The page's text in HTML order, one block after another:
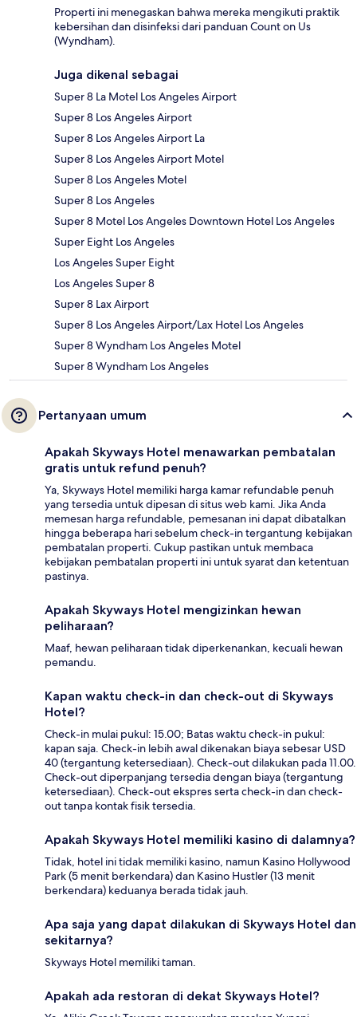
Properti ini menegaskan bahwa mereka mengikuti praktik
kebersihan dan disinfeksi dari panduan Count on Us
(Wyndham).
Juga dikenal sebagai
Super 8 La Motel Los Angeles Airport
Super 8 Los Angeles Airport
Super 8 Los Angeles Airport La
Super 8 Los Angeles Airport Motel
Super 8 Los Angeles Motel
Super 8 Los Angeles
Super 8 Motel Los Angeles Downtown Hotel Los Angeles
Super Eight Los Angeles
Los Angeles Super Eight
Los Angeles Super 8
Super 8 Lax Airport
Super 8 Los Angeles Airport/Lax Hotel Los Angeles
Super 8 Wyndham Los Angeles Motel
Super 8 Wyndham Los Angeles
Pertanyaan umum
Apakah Skyways Hotel menawarkan pembatalan
gratis untuk refund penuh?
Ya, Skyways Hotel memiliki harga kamar refundable penuh
yang tersedia untuk dipesan di situs web kami. Jika Anda
memesan harga refundable, pemesanan ini dapat dibatalkan
hingga beberapa hari sebelum check-in tergantung kebijakan
pembatalan properti. Cukup pastikan untuk membaca
kebijakan pembatalan properti ini untuk syarat dan ketentuan
pastinya.
Apakah Skyways Hotel mengizinkan hewan
peliharaan?
Maaf, hewan peliharaan tidak diperkenankan, kecuali hewan
pemandu.
Kapan waktu check-in dan check-out di Skyways
Hotel?
Check-in mulai pukul: 15.00; Batas waktu check-in pukul:
kapan saja. Check-in lebih awal dikenakan biaya sebesar USD
40 (tergantung ketersediaan). Check-out dilakukan pada 11.00.
Check-out diperpanjang tersedia dengan biaya (tergantung
ketersediaan). Check-out ekspres serta check-in dan check-
out tanpa kontak fisik tersedia.
Apakah Skyways Hotel memiliki kasino di dalamnya?
Tidak, hotel ini tidak memiliki kasino, namun Kasino Hollywood
Park (5 menit berkendara) dan Kasino Hustler (13 menit
berkendara) keduanya berada tidak jauh.
Apa saja yang dapat dilakukan di Skyways Hotel dan
sekitarnya?
Skyways Hotel memiliki taman.
Apakah ada restoran di dekat Skyways Hotel?